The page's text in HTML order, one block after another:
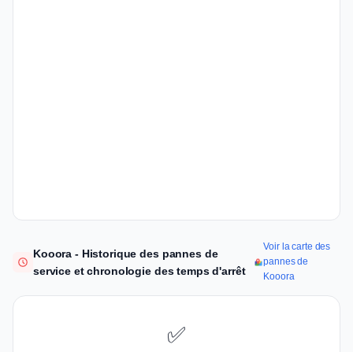
Kooora - Historique des pannes de
service et chronologie des temps d'arrêt
Voir la carte des
pannes de
Kooora
✅